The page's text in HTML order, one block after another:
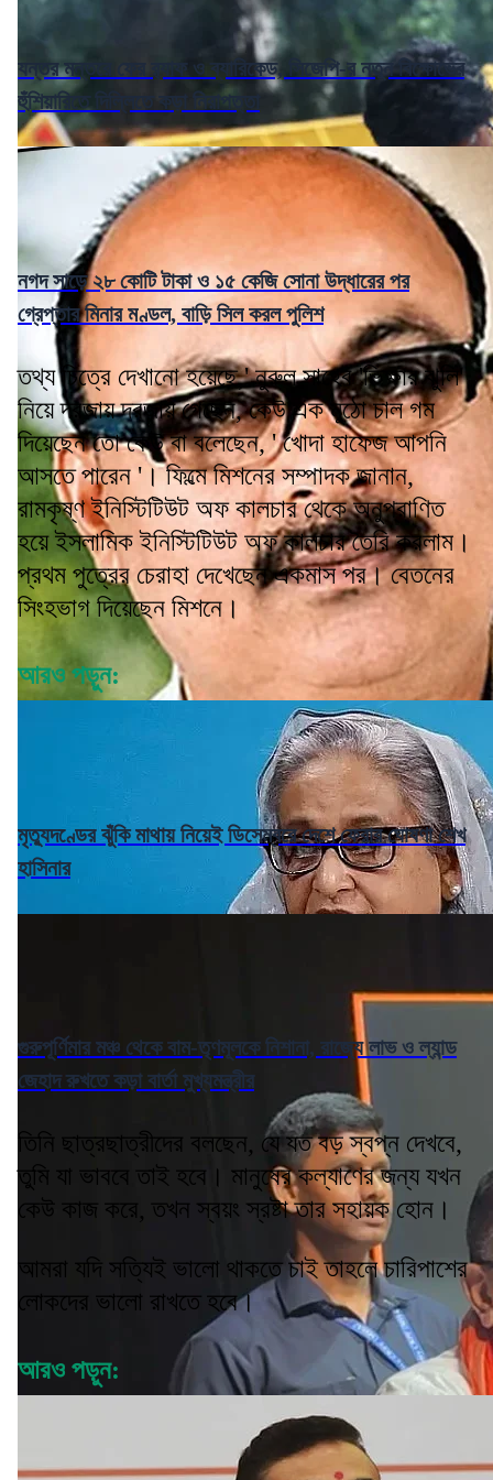
যন্তর মন্তরে ফের র‌্যাফ ও ব্যারিকেড, সিজেপি-র নতুন বিক্ষোভের
হুঁশিয়ারিতে দিল্লিতে কড়া নিরাপত্তা
নগদ সাড়ে ২৮ কোটি টাকা ও ১৫ কেজি সোনা উদ্ধারের পর
গ্রেপ্তার মিনার মণ্ডল, বাড়ি সিল করল পুলিশ
তথ্য চিত্রে দেখানো হয়েছে,' নুরুল সাহেব 'ভিক্ষার ঝুলি'
নিয়ে দরজায় দরজায় গেছেন, কেউ এক মুঠো চাল গম
দিয়েছেন তো কেউ বা বলেছেন, ' খোদা হাফেজ আপনি
আসতে পারেন '। ফিল্মে মিশনের সম্পাদক জানান,
রামকৃষ্ণ ইনিস্টিটিউট অফ কালচার থেকে অনুপ্রাণিত
হয়ে ইসলামিক ইনিস্টিটিউট অফ কালচার তৈরি করলাম।
প্রথম পুত্রের চেরাহা দেখেছেন একমাস পর। বেতনের
সিংহভাগ দিয়েছেন মিশনে।
আরও পড়ুন:
মৃত্যুদণ্ডের ঝুঁকি মাথায় নিয়েই ডিসেম্বরে দেশে ফেরার ঘোষণা শেখ
হাসিনার
গুরুপূর্ণিমার মঞ্চ থেকে বাম-তৃণমূলকে নিশানা, রাজ্যে লাভ ও ল্যান্ড
জেহাদ রুখতে কড়া বার্তা মুখ্যমন্ত্রীর
তিনি ছাত্রছাত্রীদের বলছেন, যে যত বড় স্বপ্ন দেখবে,
তুমি যা ভাববে তাই হবে। মানুষের কল্যাণের জন্য যখন
কেউ কাজ করে, তখন স্বয়ং স্রষ্টা তার সহায়ক হোন।
আমরা যদি সত্যিই ভালো থাকতে চাই তাহলে চারিপাশের
লোকদের ভালো রাখতে হবে।
আরও পড়ুন: